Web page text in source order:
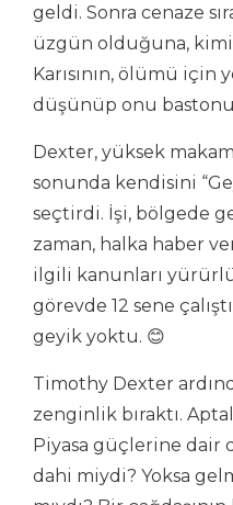
geldi. Sonra cenaze
üzgün olduğuna,
Karısının, ölümü için
düşünüp onu
Dexter, yüksek
sonunda kendisini
seçtirdi. İşi, bölgede
zaman, halka haber
ilgili kanunları
görevde 12 sene
geyik yoktu. 😊
Timothy Dexter
zenginlik bıraktı.
Piyasa güçlerine dair
dahi miydi? Yoksa